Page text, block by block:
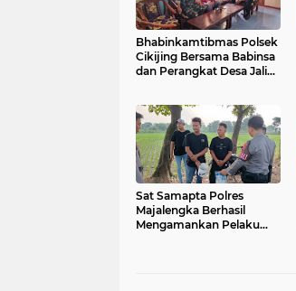
Bhabinkamtibmas Polsek
Cikijing Bersama Babinsa
dan Perangkat Desa Jalin
Sat Samapta Polres
Majalengka Berhasil
Mengamankan Pelaku